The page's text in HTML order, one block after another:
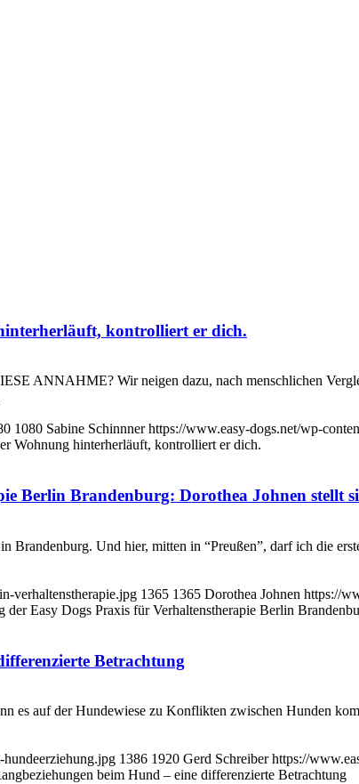
kontrolliert er dich.
Wir neigen dazu, nach menschlichen
1080 Sabine Schinnner https://www.easy-dogs.net/wp-
Wohnung hinterherläuft, kontrolliert er dich.
Berlin Brandenburg: Dorothea Johnen stellt
Und hier, mitten in “Preußen”, darf ich die
verhaltenstherapie.jpg 1365 1365 Dorothea Johnen https://
der Easy Dogs Praxis für Verhaltenstherapie Berlin
Betrachtung
es auf der Hundewiese zu Konflikten zwischen Hunden
1386 1920 Gerd Schreiber https://
beim Hund – eine differenzierte Betrachtung